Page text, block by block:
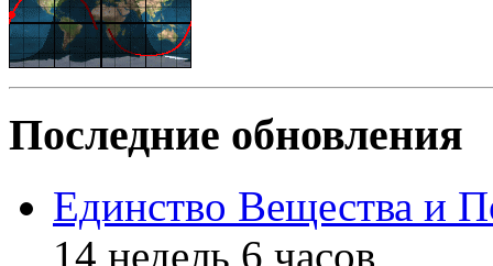
Последние обновления
Единство Вещества и
14 недель 6 часов